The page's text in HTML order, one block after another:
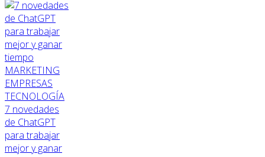
MARKETING
EMPRESAS
TECNOLOGÍA
7 novedades
de ChatGPT
para trabajar
mejor y ganar